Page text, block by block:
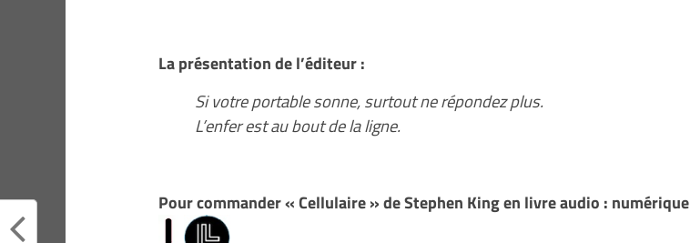
La présentation de l’éditeur :
Si votre portable sonne, surtout ne répondez plus.
L’enfer est au bout de la ligne.
Pour commander « Cellulaire » de Stephen King en livre audio : numérique